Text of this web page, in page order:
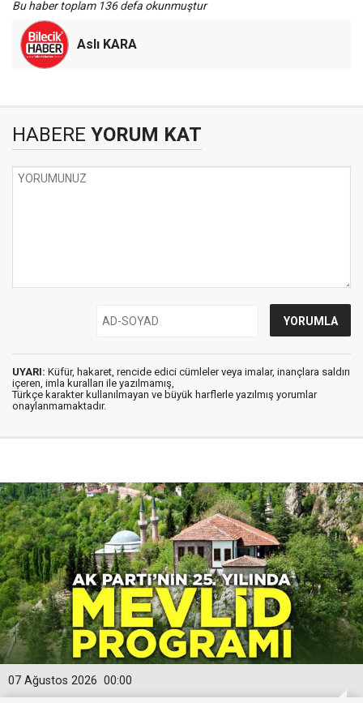
Bu haber toplam 136 defa okunmuştur
Aslı KARA
HABERE YORUM KAT
UYARI: Küfür, hakaret, rencide edici cümleler veya imalar, inançlara saldırı
içeren, imla kuralları ile yazılmamış,
Türkçe karakter kullanılmayan ve büyük harflerle yazılmış yorumlar
onaylanmamaktadır.
00:00
07 Ağustos 2026